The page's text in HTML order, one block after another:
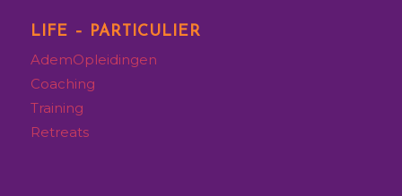
LIFE – PARTICULIER
AdemOpleidingen
Coaching
Training
Retreats